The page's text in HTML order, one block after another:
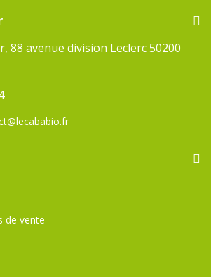
88 avenue division Leclerc 50200
de vente